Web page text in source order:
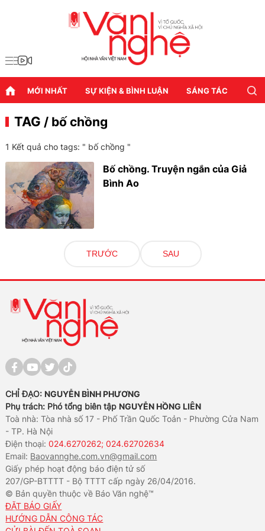
MỚI NHẤT SỰ KIỆN & BÌNH LUẬN SÁNG TÁC
TAG / bố chồng
1 Kết quả cho tags: " bố chồng "
Bố chồng. Truyện ngắn của Giả
Bình Ao
TRƯỚC SAU
CHỈ ĐẠO: NGUYỄN BÌNH PHƯƠNG
Phụ trách: Phó tổng biên tập NGUYỄN HỒNG LIÊN
Toà nhà: Tòa nhà số 17 - Phố Trần Quốc Toản - Phường Cửa Nam
- TP. Hà Nội
Điện thoại:024.6270262; 024.62702634
Email: Baovannghe.com.vn@gmail.com
Giấy phép hoạt động báo điện tử số
207/GP-BTTTT - Bộ TTTT cấp ngày 26/04/2016.
© Bản quyền thuộc về Báo Văn nghệ™
ĐẶT BÁO GIẤY
HƯỚNG DẪN CÔNG TÁC